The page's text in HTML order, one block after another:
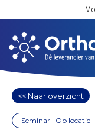
<< Naar overzicht
Seminar | Op locatie |